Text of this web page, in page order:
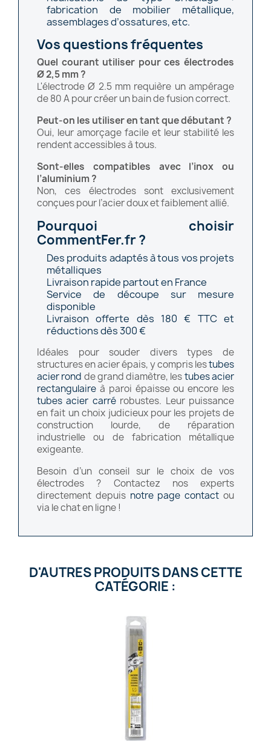
fabrication de mobilier métallique,
assemblages d’ossatures, etc.
Vos questions fréquentes
Quel courant utiliser pour ces électrodes
Ø 2,5 mm ?
L'électrode Ø 2.5 mm requière un ampérage
de 80 A pour créer un bain de fusion correct.
Peut-on les utiliser en tant que débutant ?
Oui, leur amorçage facile et leur stabilité les
rendent accessibles à tous.
Sont-elles compatibles avec l’inox ou
l’aluminium ?
Non, ces électrodes sont exclusivement
conçues pour l’acier doux et faiblement allié.
Pourquoi choisir
CommentFer.fr ?
Des produits adaptés à tous vos projets
métalliques
Livraison rapide partout en France
Service de découpe sur mesure
disponible
Livraison offerte dès 180 € TTC et
réductions dès 300 €
Idéales pour souder divers types de
structures en acier épais, y compris lestubes
acier rond de grand diamètre, lestubes acier
rectangulaire à paroi épaisse ou encore les
tubes acier carrérobustes. Leur puissance
en fait un choix judicieux pour les projets de
construction lourde, de réparation
industrielle ou de fabrication métallique
exigeante.
Besoin d’un conseil sur le choix de vos
électrodes ? Contactez nos experts
directement depuis notre page contact ou
via le chat en ligne !
D'AUTRES PRODUITS DANS CETTE
CATÉGORIE :